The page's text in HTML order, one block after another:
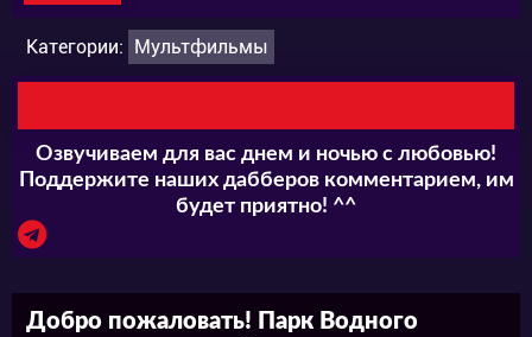
один незатейливый паренёк растопит сердце
хентайных реалий.
Категории: Мультфильмы
Озвучиваем для вас днем и ночью с любовью!
Поддержите наших дабберов комментарием, им
будет приятно! ^^
Добро пожаловать! Парк Водного